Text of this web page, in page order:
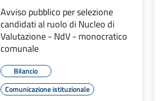
Avviso pubblico per selezione
candidati al ruolo di Nucleo di
Valutazione - NdV - monocratico
comunale
Bilancio
Comunicazione istituzionale